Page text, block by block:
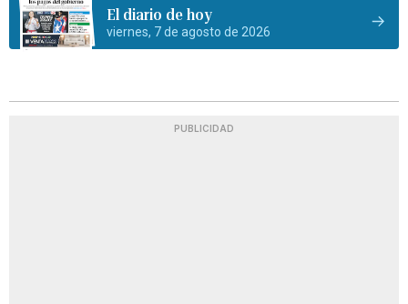
El diario de hoy
viernes, 7 de agosto de 2026
PUBLICIDAD